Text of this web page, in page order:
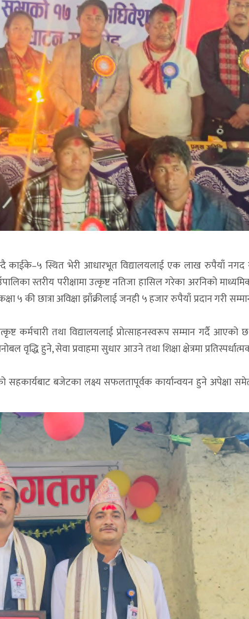
काईके–५ स्थित भेरी आधारभूत विद्यालयलाई एक लाख रुपैयाँ नगद
स्तरीय परीक्षामा उत्कृष्ट नतिजा हासिल गरेका अरनिको
५ की छात्रा अविक्षा झाँक्रीलाई जनही ५ हजार रुपैयाँ प्रदान गरी
कर्मचारी तथा विद्यालयलाई प्रोत्साहनस्वरूप सम्मान गर्दै आएको
वृद्धि हुने, सेवा प्रवाहमा सुधार आउने तथा शिक्षा क्षेत्रमा
सहकार्यबाट बजेटका लक्ष्य सफलतापूर्वक कार्यान्वयन हुने अपेक्षा